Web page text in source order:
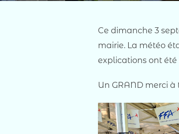
Ce dimanche 3
mairie. La météo
explications ont été
Un GRAND merci